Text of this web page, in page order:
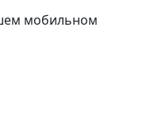
мобильном